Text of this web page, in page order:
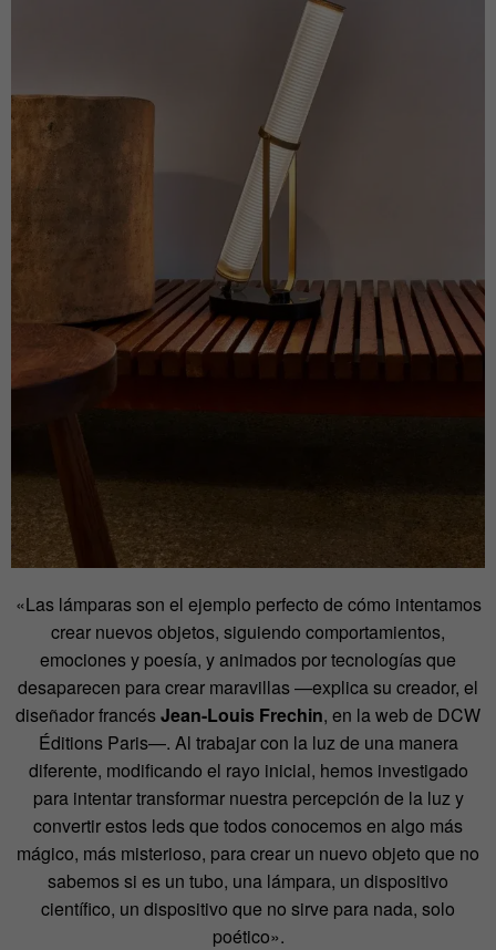
«Las lámparas son el ejemplo perfecto de cómo intentamos
crear nuevos objetos, siguiendo comportamientos,
emociones y poesía, y animados por tecnologías que
desaparecen para crear maravillas —explica su creador, el
diseñador francésJean-Louis Frechin, en la web de DCW
Éditions Paris—. Al trabajar con la luz de una manera
diferente, modificando el rayo inicial, hemos investigado
para intentar transformar nuestra percepción de la luz y
convertir estos leds que todos conocemos en algo más
mágico, más misterioso, para crear un nuevo objeto que no
sabemos si es un tubo, una lámpara, un dispositivo
científico, un dispositivo que no sirve para nada, solo
poético».